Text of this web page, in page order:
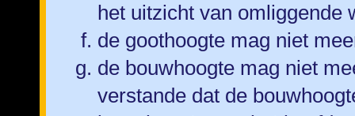
het uitzicht van omliggende
de goothoogte mag niet
de bouwhoogte mag niet
verstande dat de